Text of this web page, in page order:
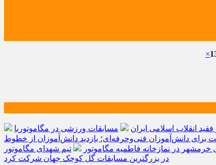
×
انقلاب اسلامی ایران
مسابقات ورزشی در مگاموتوربا
برای دانش‌آموزان فنی‌وحرفه‌ای؛ بازدید دانش‌آموزان از خطوط
در نمازخانه فاطمیه مگاموتور
تیم شهدای مگاموتور
در بزرگترین مسابقات گل کوچک جهان شرکت کرد